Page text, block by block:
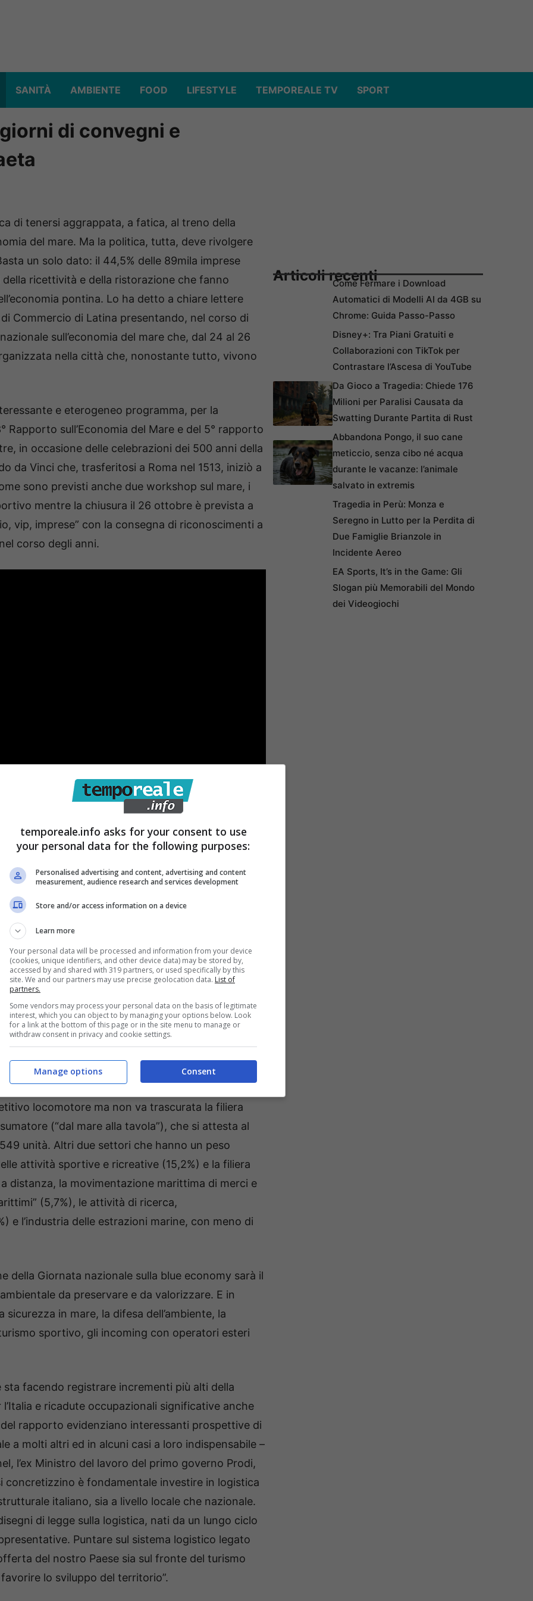
SANITÀ AMBIENTE FOOD LIFESTYLE TEMPOREALE TV SPORT
di convegni e
di tenersi aggrappata, a fatica, al treno della
del mare. Ma la politica, tutta, deve rivolgere
un solo dato: il 44,5% delle 89mila imprese
ricettività e della ristorazione che fanno
pontina. Lo ha detto a chiare lettere
Commercio di Latina presentando, nel corso di
sull’economia del mare che, dal 24 al 26
nella città che, nonostante tutto, vivono
e eterogeneo programma, per la
Rapporto sull’Economia del Mare e del 5° rapporto
in occasione delle celebrazioni dei 500 anni della
da Vinci che, trasferitosi a Roma nel 1513, iniziò a
sono previsti anche due workshop sul mare, i
mentre la chiusura il 26 ottobre è prevista a
vip, imprese” con la consegna di riconoscimenti a
corso degli anni.
e ha un fattore moltiplicativo del 1,9% che porta
miliardi considerando l’impatto su altri settori e
alberghiero, commerciale, per citare solo i
di Mauro Zappia, affiancato dal segretario
Speciale per l’Economia del Mare Erasmo Di
le priorità politiche a livello nazionale e locale. Il
essere costruito attorno alla risorsa mare”.
Imprese delle Camere di commercio italiane, alla
del mare, ammontano a 199.177 mila, pari al
Se si riduce il campo di osservazione ai soli
del mare rappresentano il 9,5% del
anche questi altri dati diffusi a margine della
con Unioncamere Nazionale e Unioncamere
locomotore ma non va trascurata la filiera
(“dal mare alla tavola”), che si attesta al
unità. Altri due settori che hanno un peso
attività sportive e ricreative (15,2%) e la filiera
distanza, la movimentazione marittima di merci e
(5,7%), le attività di ricerca,
e l’industria delle estrazioni marine, con meno di
della Giornata nazionale sulla blue economy sarà il
da preservare e da valorizzare. E in
in mare, la difesa dell’ambiente, la
sportivo, gli incoming con operatori esteri
sta facendo registrare incrementi più alti della
e ricadute occupazionali significative anche
rapporto evidenziano interessanti prospettive di
a molti altri ed in alcuni casi a loro indispensabile –
l’ex Ministro del lavoro del primo governo Prodi,
concretizzino è fondamentale investire in logistica
italiano, sia a livello locale che nazionale.
di legge sulla logistica, nati da un lungo ciclo
Puntare sul sistema logistico legato
del nostro Paese sia sul fronte del turismo
lo sviluppo del territorio”.
Articoli recentiCome Fermare i Download
Automatici di Modelli AI da 4GB su
Chrome: Guida Passo-Passo
Disney+: Tra Piani Gratuiti e
Collaborazioni con TikTok per
Contrastare l’Ascesa di YouTube
Da Gioco a Tragedia: Chiede 176
Milioni per Paralisi Causata da
Swatting Durante Partita di Rust
Abbandona Pongo, il suo cane
meticcio, senza cibo né acqua
durante le vacanze: l’animale
salvato in extremis
Tragedia in Perù: Monza e
Seregno in Lutto per la Perdita di
Due Famiglie Brianzole in
Incidente Aereo
EA Sports, It’s in the Game: Gli
Slogan più Memorabili del Mondo
dei Videogiochi
temporeale.info asks for your consent to use
your personal data for the following purposes:
Personalised advertising and content, advertising and content
measurement, audience research and services development
Store and/or access information on a device
Learn more
Your personal data will be processed and information from your device
(cookies, unique identifiers, and other device data) may be stored by,
accessed by and shared with 319 partners, or used specifically by this
site. We and our partners may use precise geolocation data. List of
partners.
Some vendors may process your personal data on the basis of legitimate
interest, which you can object to by managing your options below. Look
for a link at the bottom of this page or in the site menu to manage or
withdraw consent in privacy and cookie settings.
Consent
Manage options